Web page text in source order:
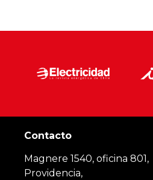
Contacto
Magnere 1540, oficina 801,
Providencia,